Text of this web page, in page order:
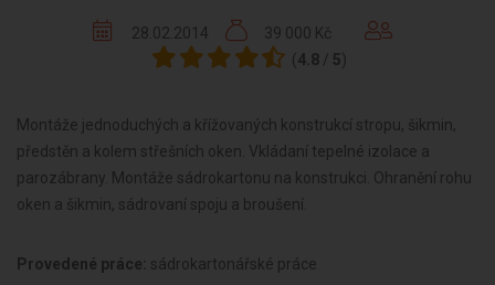
28.02.2014
39 000 Kč
( 4.8 / 5)
Montáže jednoduchých a křížovaných konstrukcí stropu, šikmin,
předstěn a kolem střešních oken. Vkládaní tepelné izolace a
parozábrany. Montáže sádrokartonu na konstrukci. Ohranění rohu
oken a šikmin, sádrovaní spoju a broušení.
Provedené práce: sádrokartonářské práce